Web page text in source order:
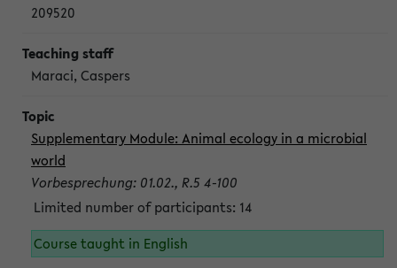
209520
Maraci, Caspers
Supplementary Module: Animal ecology in a microbial
world
Vorbesprechung: 01.02., R.5 4-100
Limited number of participants: 14
Course taught in English